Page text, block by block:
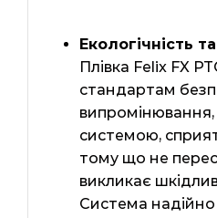
Екологічність
Плівка Felix FX
стандартам
системою,
тому що не
викликає
Система